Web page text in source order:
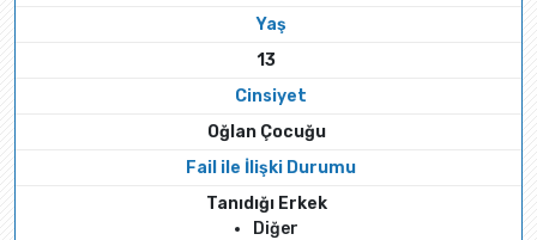
Yaş
13
Cinsiyet
Oğlan Çocuğu
Fail ile İlişki Durumu
Tanıdığı Erkek
Diğer